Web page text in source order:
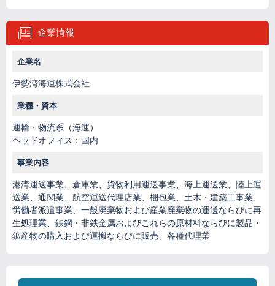
企業情報
企業名
伊勢湾海運株式会社
業種・資本
運輸・物流系（海運）
ヘッドオフィス：国内
事業内容
港湾運送事業、倉庫業、貨物利用運送事業、海上運送業、陸上運
送業、通関業、航空運送代理店業、梱包業、土木・建築工事業、
労働者派遣事業、一般廃棄物および産業廃棄物の運送ならびに再
生処理業、鉄鋼・非鉄金属およびこれらの原材料ならびに製品・
鉱産物の購入および運搬ならびに販売、各種代理業